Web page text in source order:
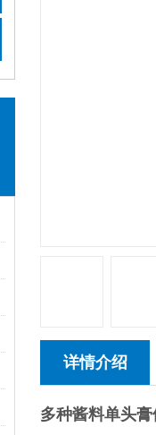
详情介绍
多种酱料单头